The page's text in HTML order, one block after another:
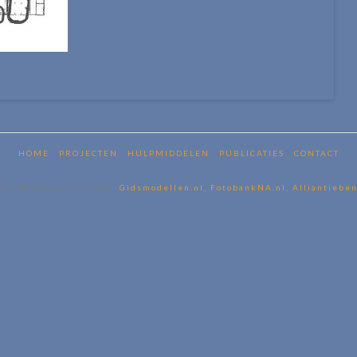
HOME PROJECTEN HULPMIDDELEN PUBLICATIES CONTACT
BY WPMaatwerk 2018, Gidsmodellen.nl, FotobankNA.nl,